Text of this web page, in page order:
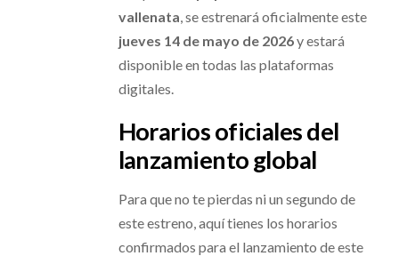
vallenata, se estrenará oficialmente este
jueves 14 de mayo de 2026y estará
disponible en todas las plataformas
digitales.
Horarios oficiales del
lanzamiento global
Para que no te pierdas ni un segundo de
este estreno, aquí tienes los horarios
confirmados para el lanzamiento de este